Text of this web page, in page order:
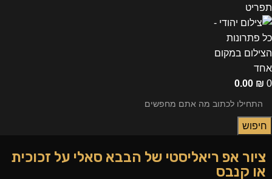
תפריט
0
0.00 ₪
חיפוש
ציור אפ ריאליסטי של הבבא סאלי על זכוכית
או קנבס